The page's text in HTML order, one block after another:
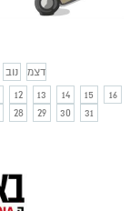
נוב
דצמ
12 13 14 15
16
28 29 30 31